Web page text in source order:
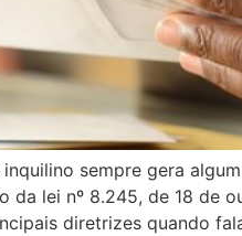
sempre gera
lei nº 8.245, de 18 de
diretrizes quando